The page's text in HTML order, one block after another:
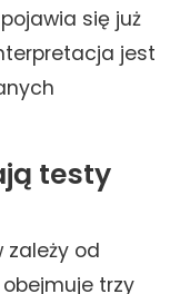
się już
jest
testy
zależy od
trzy